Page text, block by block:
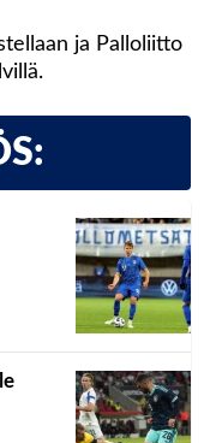
ja Palloliitto